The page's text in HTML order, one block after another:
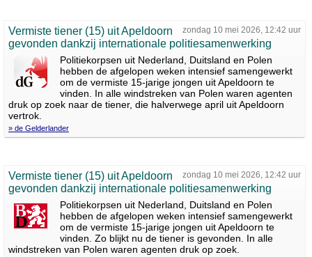
zondag 10 mei 2026, 12:42 uur
Vermiste tiener (15) uit Apeldoorn
gevonden dankzij internationale politiesamenwerking
Politiekorpsen uit Nederland, Duitsland en Polen
hebben de afgelopen weken intensief samengewerkt
om de vermiste 15-jarige jongen uit Apeldoorn te
vinden. In alle windstreken van Polen waren agenten
druk op zoek naar de tiener, die halverwege april uit Apeldoorn
vertrok.
» de Gelderlander
zondag 10 mei 2026, 12:42 uur
Vermiste tiener (15) uit Apeldoorn
gevonden dankzij internationale politiesamenwerking
Politiekorpsen uit Nederland, Duitsland en Polen
hebben de afgelopen weken intensief samengewerkt
om de vermiste 15-jarige jongen uit Apeldoorn te
vinden. Zo blijkt nu de tiener is gevonden. In alle
windstreken van Polen waren agenten druk op zoek.